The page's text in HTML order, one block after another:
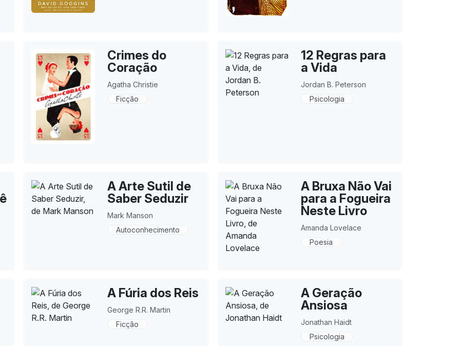
Crimes do
Coração
Agatha Christie
Ficção
12 Regras para
a Vida
Jordan B. Peterson
Psicologia
A Arte Sutil de
Saber Seduzir
Mark Manson
Autoconhecimento
A Bruxa Não Vai
para a Fogueira
Neste Livro
Amanda Lovelace
Poesia
A Fúria dos Reis
George R.R. Martin
Ficção
A Geração
Ansiosa
Jonathan Haidt
Psicologia